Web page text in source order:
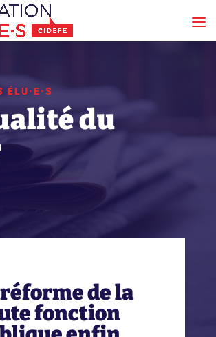
d’outils
ÉLU·E·S
du
de la
fonction